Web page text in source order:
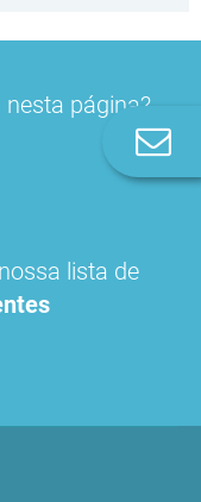
página?
lista de